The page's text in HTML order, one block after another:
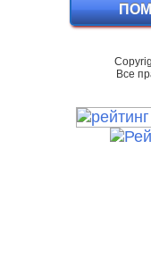
Все